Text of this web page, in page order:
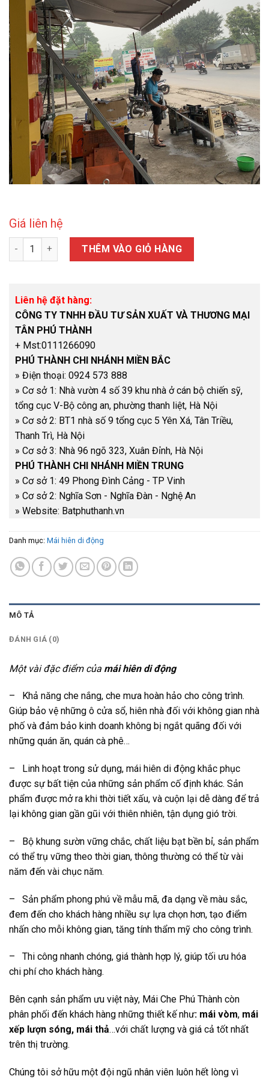
Giá liên hệ
Mái hiên di động số lượngTHÊM VÀO GIỎ HÀNG
Liên hệ đặt hàng:
CÔNG TY TNHH ĐẦU TƯ SẢN XUẤT VÀ THƯƠNG MẠI
TÂN PHÚ THÀNH
+ Mst:0111266090
PHÚ THÀNH CHI NHÁNH MIỀN BẮC
» Điện thoại​: 0924 573 888
» Cơ sở 1: Nhà vườn 4 số 39 khu nhà ở cán bộ chiến sỹ,
tổng cục V-Bộ công an, phường thanh liệt, Hà Nội
» Cơ sở 2: BT1 nhà số 9 tổng cục 5 Yên Xá, Tân Triều,
Thanh Trì, Hà Nội
» Cơ sở 3: Nhà 96 ngõ 323, Xuân Đỉnh, Hà Nội
PHÚ THÀNH CHI NHÁNH MIỀN TRUNG
» Cơ sở 1: 49 Phong Đình Cảng - TP Vinh
» Cơ sở 2: Nghĩa Sơn - Nghĩa Đàn - Nghệ An
» Website: Batphuthanh.vn
Danh mục: Mái hiên di động
MÔ TẢ
ĐÁNH GIÁ (0)
Một vài đặc điểm của mái hiên di động
– Khả năng che nắng, che mưa hoàn hảo cho công trình.
Giúp bảo vệ những ô cửa sổ, hiên nhà đối với không gian nhà
phố và đảm bảo kinh doanh không bị ngắt quãng đối với
những quán ăn, quán cà phê…
– Linh hoạt trong sử dụng, mái hiên di động khắc phục
được sự bất tiện của những sản phẩm cố định khác. Sản
phẩm được mở ra khi thời tiết xấu, và cuộn lại dễ dàng để trả
lại không gian gần gũi với thiên nhiên, tận dụng gió trời.
– Bộ khung sườn vững chắc, chất liệu bạt bền bỉ, sản phẩm
có thể trụ vững theo thời gian, thông thường có thể từ vài
năm đến vài chục năm.
– Sản phẩm phong phú về mẫu mã, đa dạng về màu sắc,
đem đến cho khách hàng nhiều sự lựa chọn hơn, tạo điểm
nhấn cho mỗi không gian, tăng tính thẩm mỹ cho công trình.
– Thi công nhanh chóng, giá thành hợp lý, giúp tối ưu hóa
chi phí cho khách hàng.
Bên cạnh sản phẩm ưu việt này, Mái Che Phú Thành còn
phân phối đến khách hàng những thiết kế như: mái vòm, mái
xếp lượn sóng, mái thả…với chất lượng và giá cả tốt nhất
trên thị trường.
Chúng tôi sở hữu một đội ngũ nhân viên luôn hết lòng vì